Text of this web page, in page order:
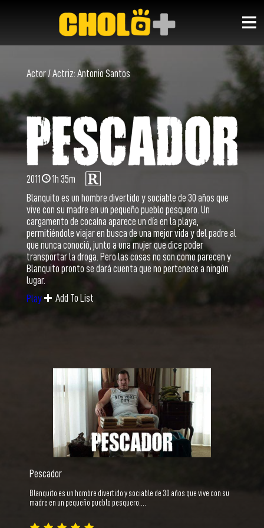
Actor / Actriz: Antonio Santos
2011
1h 35m
Blanquito es un hombre divertido y sociable de 30 años que
vive con su madre en un pequeño pueblo pesquero. Un
cargamento de cocaína aparece un día en la playa,
permitiéndole viajar en busca de una mejor vida y del padre al
que nunca conoció, junto a una mujer que dice poder
transportar la droga. Pero las cosas no son como parecen y
Blanquito pronto se dará cuenta que no pertenece a ningún
lugar.
Play
Add To List
Pescador
Blanquito es un hombre divertido y sociable de 30 años que vive con su
madre en un pequeño pueblo pesquero.…